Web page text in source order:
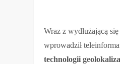
Wraz z wydłużającą
wprowadził
technologii